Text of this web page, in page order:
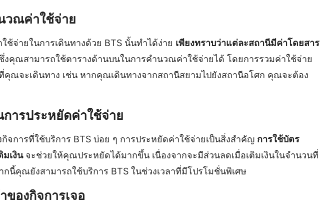
วณค่าใช้จ่าย
ช้จ่ายในการเดินทางด้วย BTS นั้นทำได้ง่าย เพียงทราบว่าแต่ละสถานีมีค่าโดยสาร
คุณสามารถใช้ตารางด้านบนในการคำนวณค่าใช้จ่ายได้ โดยการรวมค่าใช้จ่าย
คุณจะเดินทาง เช่น หากคุณเดินทางจากสถานีสยามไปยังสถานีอโศก คุณจะต้อง
การประหยัดค่าใช้จ่าย
กิจการที่ใช้บริการ BTS บ่อย ๆ การประหยัดค่าใช้จ่ายเป็นสิ่งสำคัญ การใช้บัตร
มเงินจะช่วยให้คุณประหยัดได้มากขึ้น เนื่องจากจะมีส่วนลดเมื่อเติมเงินในจำนวนที่
นี้คุณยังสามารถใช้บริการ BTS ในช่วงเวลาที่มีโปรโมชั่นพิเศษ
ของกิจการเจอ